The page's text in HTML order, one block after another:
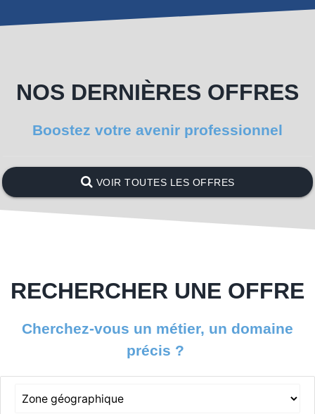
NOS DERNIÈRES OFFRES
Boostez votre avenir professionnel
VOIR TOUTES LES OFFRES
RECHERCHER UNE OFFRE
Cherchez-vous un métier, un domaine
précis ?